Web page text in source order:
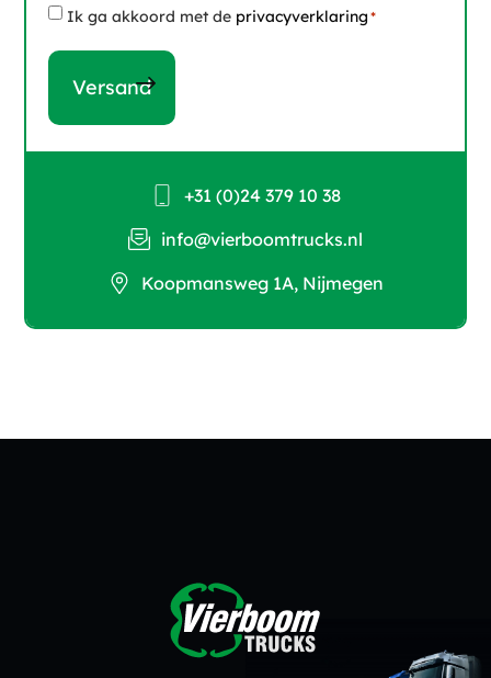
Instemming
Ik ga akkoord met de privacyverklaring*
+31 (0)24 379 10 38
info@vierboomtrucks.nl
Koopmansweg 1A, Nijmegen